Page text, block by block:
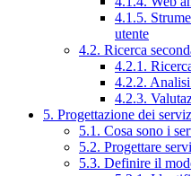
4.1.5.
utente
4.2. Ricerca
4.2.1.
4.2.2.
4.2.3.
5. Progettazione dei
5.1. Cosa sono i
5.2. Progettare
5.3. Definire il